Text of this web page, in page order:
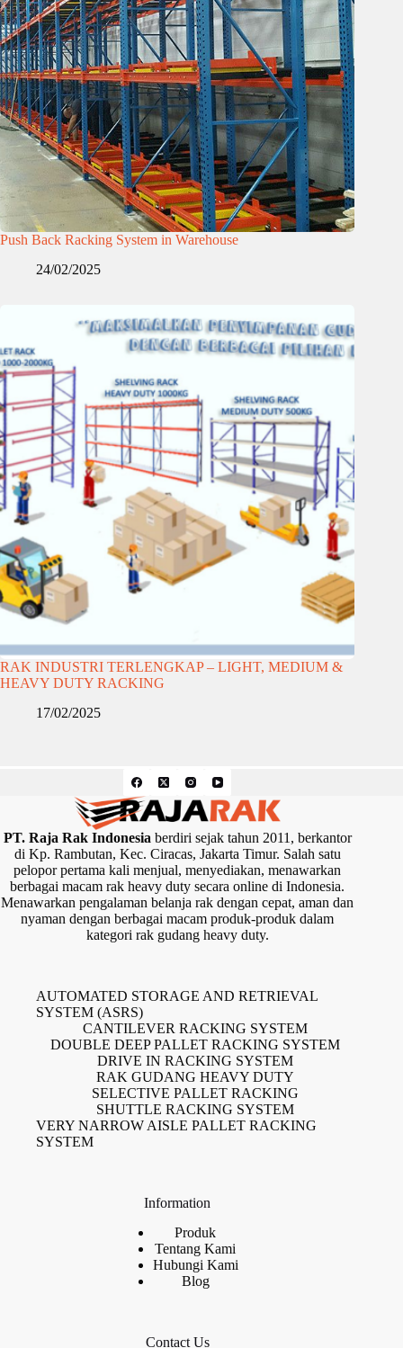
Push Back Racking System in Warehouse
24/02/2025
RAK INDUSTRI TERLENGKAP – LIGHT, MEDIUM &
HEAVY DUTY RACKING
17/02/2025
PT. Raja Rak Indonesiaberdiri sejak tahun 2011, berkantor
di Kp. Rambutan, Kec. Ciracas, Jakarta Timur. Salah satu
pelopor pertama kali menjual, menyediakan, menawarkan
berbagai macam rak heavy duty secara online di Indonesia.
Menawarkan pengalaman belanja rak dengan cepat, aman dan
nyaman dengan berbagai macam produk-produk dalam
kategori rak gudang heavy duty.
AUTOMATED STORAGE AND RETRIEVAL
SYSTEM (ASRS)
CANTILEVER RACKING SYSTEM
DOUBLE DEEP PALLET RACKING SYSTEM
DRIVE IN RACKING SYSTEM
RAK GUDANG HEAVY DUTY
SELECTIVE PALLET RACKING
SHUTTLE RACKING SYSTEM
VERY NARROW AISLE PALLET RACKING
SYSTEM
Information
Produk
Tentang Kami
Hubungi Kami
Blog
Contact Us